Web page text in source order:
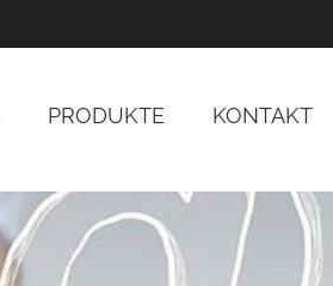
PRODUKTE KONTAKT